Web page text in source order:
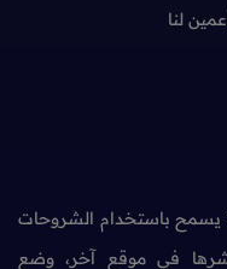
لنا
باستخدام الشروحات
نشرها في موقع آخر، وضع